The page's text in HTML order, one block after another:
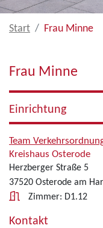
Start Frau Minne
Frau Minne
Einrichtung
Team
Kreishaus Osterode
Herzberger Straße 5
37520 Osterode am
Zimmer: D1.12
Kontakt